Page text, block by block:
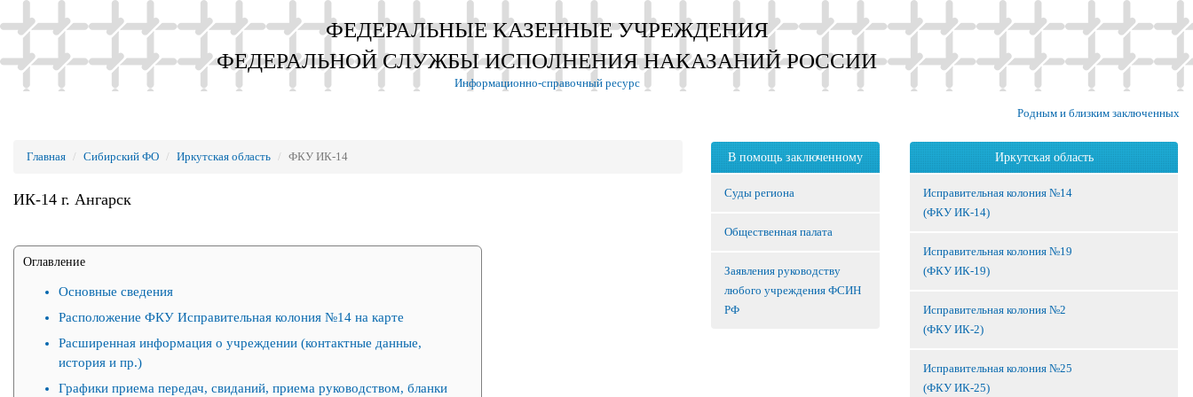
ФЕДЕРАЛЬНЫЕ КАЗЕННЫЕ УЧРЕЖДЕНИЯ
ФЕДЕРАЛЬНОЙ СЛУЖБЫ ИСПОЛНЕНИЯ НАКАЗАНИЙ РОССИИ
Информационно-справочный ресурс
Родным и близким заключенных
Главная Сибирский ФО Иркутская область ФКУ ИК-14
ИК-14 г. Ангарск
Оглавление
Основные сведения
Расположение ФКУ Исправительная колония №14 на карте
Расширенная информация о учреждении (контактные данные,
история и пр.)
Графики приема передач, свиданий, приема руководством, бланки
В помощь заключенному
Суды региона
Общественная палата
Заявления руководству
любого учреждения ФСИН
РФ
Иркутская область
Исправительная колония №14
(ФКУ ИК-14)
Исправительная колония №19
(ФКУ ИК-19)
Исправительная колония №2
(ФКУ ИК-2)
Исправительная колония №25
(ФКУ ИК-25)